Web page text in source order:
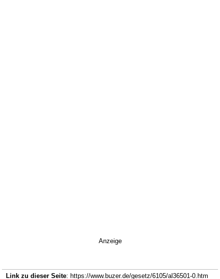
Anzeige
Link zu dieser Seite: https://www.buzer.de/gesetz/6105/al36501-0.htm